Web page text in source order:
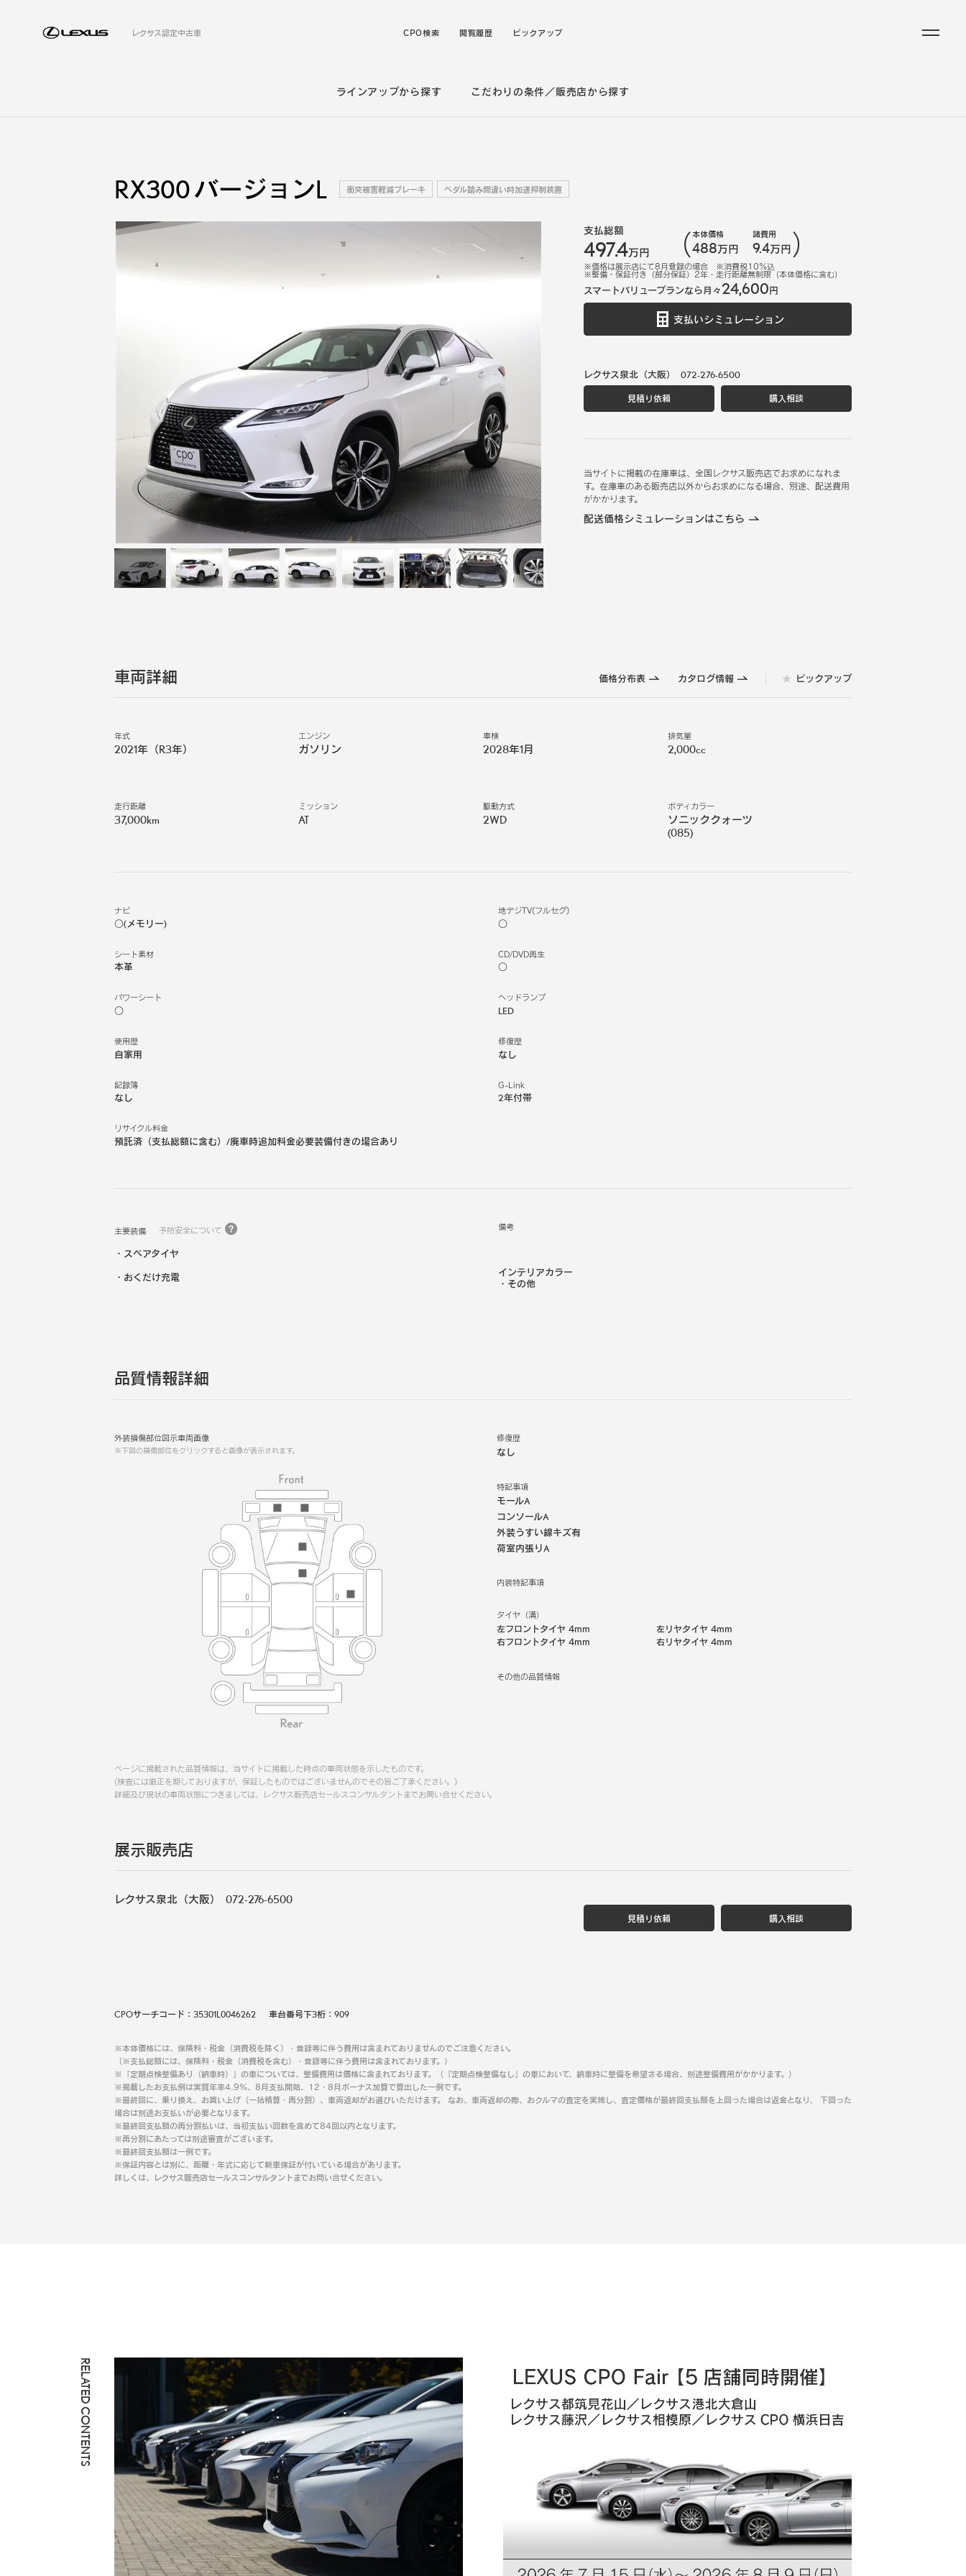
レクサス認定中古車 CPO検索 閲覧履歴 ピックアップ
ラインアップから探す こだわりの条件／販売店から探す
RX300 バージョンL 衝突被害軽減ブレーキ ペダル踏み間違い時加速抑制装置
支払総額
497.4万円
本体価格
488万円
諸費用
9.4万円
※価格は展示店にて8 月登録の場合 ※消費税10%込
※整備・保証付き（部分保証）2年・走行距離無制限（本体価格に含む）
スマートバリュープランなら月々24,600円
支払いシミュレーション
レクサス泉北（大阪） 072-276-6500
見積り依頼 購入相談
当サイトに掲載の在庫車は、全国レクサス販売店でお求めになれま
す。在庫車のある販売店以外からお求めになる場合、別途、配送費用
がかかります。
配送価格シミュレーションはこちら
車両詳細 価格分布表 カタログ情報 ピックアップ
年式
2021年（R3年）
エンジン
ガソリン
車検
2028年1月
排気量
2,000cc
走行距離
37,000km
ミッション
AT
駆動方式
2WD
ボディカラー
ソニッククォーツ
(085)
ナビ
○(メモリー)
地デジTV(フルセグ)
○
シート素材
本革
CD/DVD再生
○
パワーシート
○
ヘッドランプ
LED
使用歴
自家用
修復歴
なし
記録簿
なし
G-Link
2年付帯
リサイクル料金
預託済（支払総額に含む）/廃車時追加料金必要装備付きの場合あり
主要装備 予防安全について
スペアタイヤ
おくだけ充電
備考
インテリアカラー
・ その他
品質情報詳細
外装損傷部位図示車両画像
※下図の損傷部位をクリックすると画像が表示されます。
修復歴
なし
特記事項
モールA
コンソールA
外装うすい線キズ有
荷室内張りA
内装特記事項
タイヤ（溝）
左フロントタイヤ 4mm 左リヤタイヤ4mm
右フロントタイヤ 4mm 右リヤタイヤ4mm
その他の品質情報
ページに掲載された品質情報は、当サイトに掲載した時点の車両状態を示したものです。
(検査には厳正を期しておりますが、保証したものではございませんのでその旨ご了承ください。)
詳細及び現状の車両状態につきましては、レクサス販売店セールスコンサルタントまでお問い合せください。
展示販売店
レクサス泉北（大阪） 072-276-6500
見積り依頼 購入相談
CPOサーチコード： 35301L0046262 車台番号下3桁：909
※本体価格には、保険料・税金（消費税を除く）・登録等に伴う費用は含まれておりませんのでご注意ください。
（※支払総額には、保険料・税金（消費税を含む）・登録等に伴う費用は含まれております。）
※「定期点検整備あり（納車時）」の車については、整備費用は価格に含まれております。（「定期点検整備なし」の車において、納車時に整備を希望さる場合、別途整備費用がかかります。）
※掲載したお支払例は実質年率4.9％、8月支払開始、12・8月ボーナス加算で算出した一例です。
※最終回に、乗り換え、お買い上げ（一括精算・再分割）、車両返却がお選びいただけます。 なお、車両返却の際、おクルマの査定を実施し、査定価格が最終回支払額を上回った場合は返金となり、 下回った
場合は別途お支払いが必要となります。
※最終回支払額の再分割払いは、当初支払い回数を含めて84回以内となります。
※再分割にあたっては別途審査がございます。
※最終回支払額は一例です。
※保証内容とは別に、距離・年式に応じて新車保証が付いている場合があります。
詳しくは、レクサス販売店セールスコンサルタントまでお問い合せください。
RELATED CONTENTS